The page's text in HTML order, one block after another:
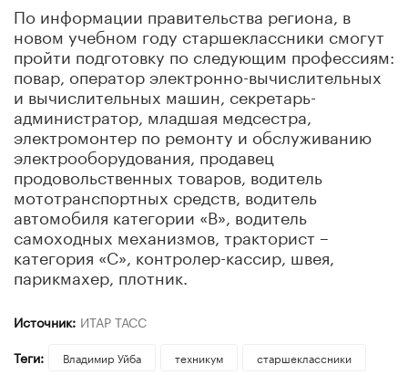
По информации правительства региона, в
новом учебном году старшеклассники смогут
пройти подготовку по следующим профессиям:
повар, оператор электронно-вычислительных
и вычислительных машин, секретарь-
администратор, младшая медсестра,
электромонтер по ремонту и обслуживанию
электрооборудования, продавец
продовольственных товаров, водитель
мототранспортных средств, водитель
автомобиля категории «В», водитель
самоходных механизмов, тракторист –
категория «С», контролер-кассир, швея,
парикмахер, плотник.
Источник: ИТАР ТАСС
Теги:
Владимир Уйба техникум
старшеклассники